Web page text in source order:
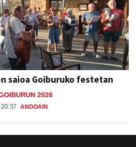
saioa Goiburuko festetan
2026
ANDOAIN